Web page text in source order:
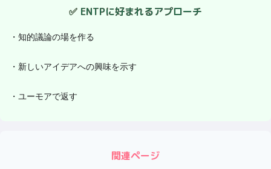
✅ ENTPに好まれるアプローチ
・ 知的議論の場を作る
・ 新しいアイデアへの興味を示す
・ ユーモアで返す
関連ページ